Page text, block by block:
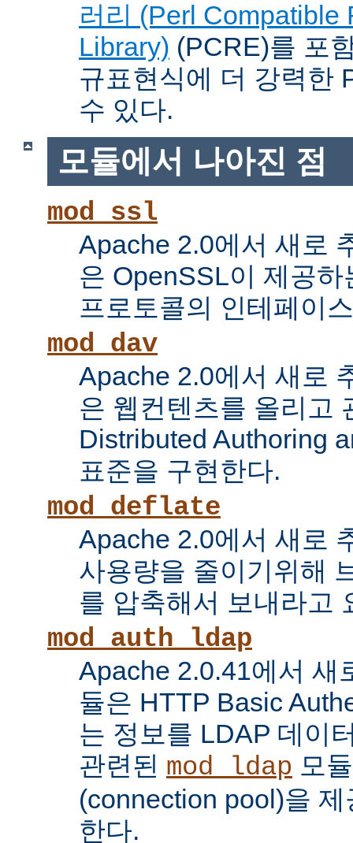
러리 (Perl Compatible
Library) (PCRE)를 포
규표현식에 더 강력한
수 있다.
모듈에서 나아진 점
mod_ssl
Apache 2.0에서 새로
은 OpenSSL이 제공
프로토콜의 인테페이
mod_dav
Apache 2.0에서 새로
은 웹컨텐츠를 올리고
Distributed Authoring
표준을 구현한다.
mod_deflate
Apache 2.0에서 새로
사용량을 줄이기위해
를 압축해서 보내라고
mod_auth_ldap
Apache 2.0.41에서 새
듈은 HTTP Basic
는 정보를 LDAP 데이
관련된 mod_ldap 모
(connection pool)을
한다.